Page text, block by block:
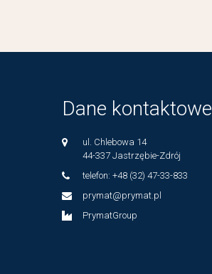
Dane kontaktowe
ul. Chlebowa 14
44-337 Jastrzębie-Zdrój
telefon: +48 (32) 47-33-833
prymat@prymat.pl
PrymatGroup